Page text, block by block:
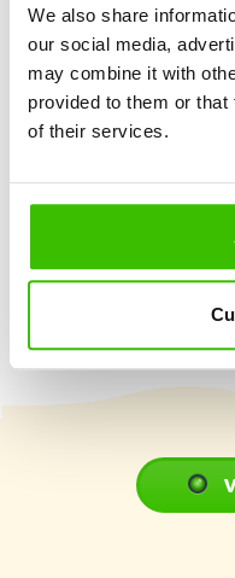
We also share
our social media,
may combine it with
provided to them or
of their services.
Program
Maximálny
Herný plán s